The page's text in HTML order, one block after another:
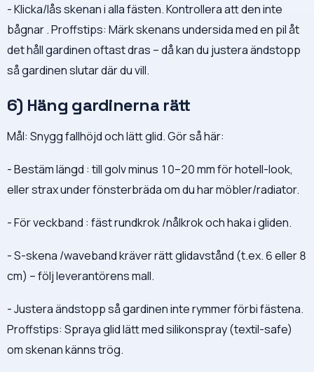
- Klicka/lås skenan i alla fästen. Kontrollera att den inte
bågnar . Proffstips: Märk skenans undersida med en pil åt
det håll gardinen oftast dras – då kan du justera ändstopp
så gardinen slutar där du vill.
6) Häng gardinerna rätt
Mål: Snygg fallhöjd och lätt glid. Gör så här:
- Bestäm längd : till golv minus 10–20 mm för hotell-look,
eller strax under fönsterbräda om du har möbler/radiator.
- För veckband : fäst rundkrok /nålkrok och haka i gliden.
- S-skena /waveband kräver rätt glidavstånd (t.ex. 6 eller 8
cm) – följ leverantörens mall.
- Justera ändstopp så gardinen inte rymmer förbi fästena.
Proffstips: Spraya glid lätt med silikonspray (textil-safe)
om skenan känns trög.